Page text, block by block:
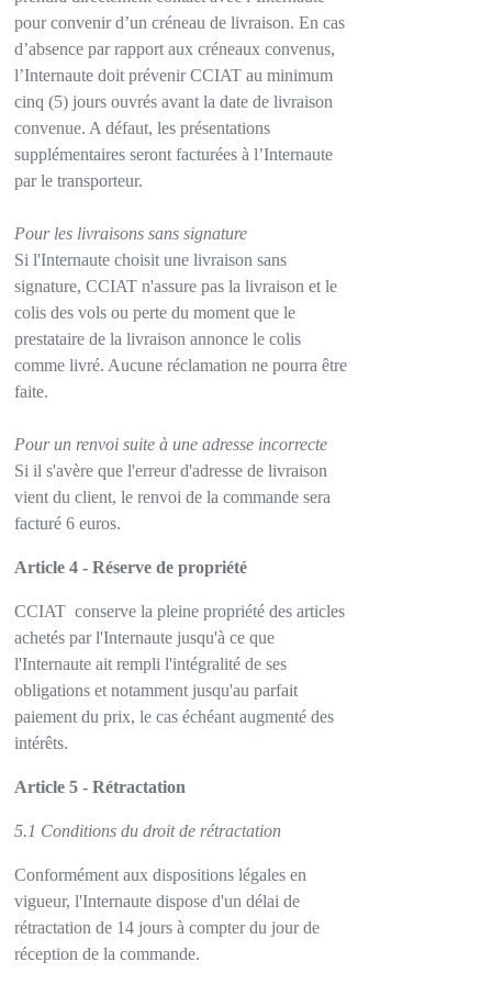
pour convenir d’un créneau de livraison. En cas
d’absence par rapport aux créneaux convenus,
l’Internaute doit prévenir CCIAT au minimum
cinq (5) jours ouvrés avant la date de livraison
convenue. A défaut, les présentations
supplémentaires seront facturées à l’Internaute
par le transporteur.
Pour les livraisons sans signature
Si l'Internaute choisit une livraison sans
signature, CCIAT n'assure pas la livraison et le
colis des vols ou perte du moment que le
prestataire de la livraison annonce le colis
comme livré. Aucune réclamation ne pourra être
faite.
Pour un renvoi suite à une adresse incorrecte
Si il s'avère que l'erreur d'adresse de livraison
vient du client, le renvoi de la commande sera
facturé 6 euros.
Article 4 - Réserve de propriété
CCIAT conserve la pleine propriété des articles
achetés par l'Internaute jusqu'à ce que
l'Internaute ait rempli l'intégralité de ses
obligations et notamment jusqu'au parfait
paiement du prix, le cas échéant augmenté des
intérêts.
Article 5 - Rétractation
5.1 Conditions du droit de rétractation
Conformément aux dispositions légales en
vigueur, l'Internaute dispose d'un délai de
rétractation de 14 jours à compter du jour de
réception de la commande.